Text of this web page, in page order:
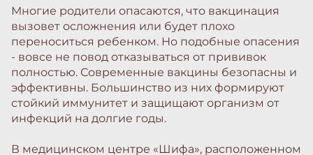
Многие родители опасаются, что вакцинация
вызовет осложнения или будет плохо
переноситься ребенком. Но подобные опасения
- вовсе не повод отказываться от прививок
полностью. Современные вакцины безопасны и
эффективны. Большинство из них формируют
стойкий иммунитет и защищают организм от
инфекций на долгие годы.
В медицинском центре «Шифа», расположенном